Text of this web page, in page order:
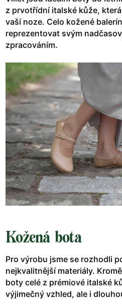
z prvotřídní italské kůže,
vaší noze. Celo kožené
reprezentovat svým
zpracováním.
Kožená bota
Pro výrobu jsme se rozhodli
nejkvalitnější materiály.
boty celé z prémiové italské
výjimečný vzhled, ale i